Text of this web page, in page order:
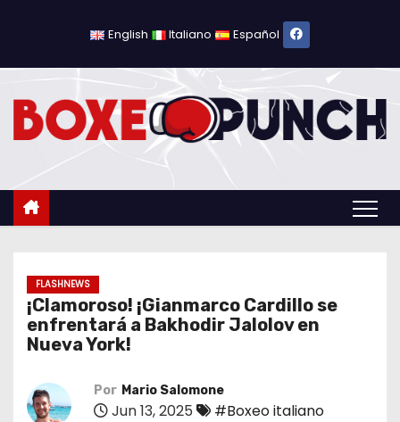
l
English Italiano Español
FLASHNEWS
¡Clamoroso! ¡Gianmarco Cardillo se
enfrentará a Bakhodir Jalolov en
Nueva York!
Por Mario Salomone
Jun 13, 2025 #Boxeo italiano